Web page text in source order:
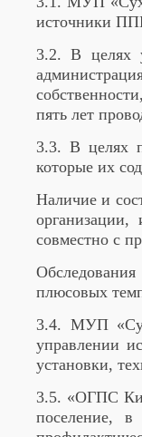
источники
3.2. В целях
пять лет
3.3. В целях
которые их
Наличие и
организации,
совместно с
плюсовых
3.4. МУП
управлении
установки,
3.5. «ОГПС
поселение, в